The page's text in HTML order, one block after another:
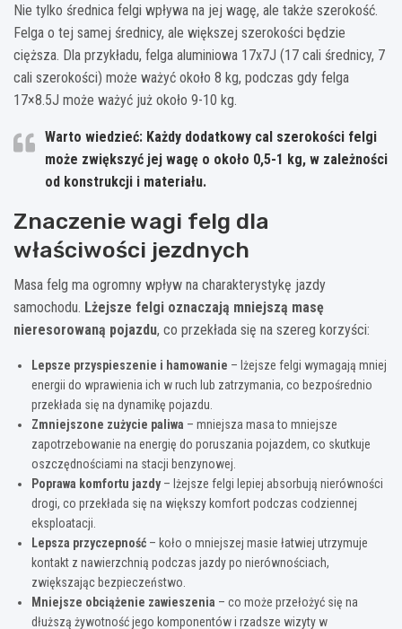
Nie tylko średnica felgi wpływa na jej wagę, ale także szerokość.
Felga o tej samej średnicy, ale większej szerokości będzie
cięższa. Dla przykładu, felga aluminiowa 17x7J (17 cali średnicy, 7
cali szerokości) może ważyć około 8 kg, podczas gdy felga
17×8.5J może ważyć już około 9-10 kg.
Warto wiedzieć: Każdy dodatkowy cal szerokości felgi
może zwiększyć jej wagę o około 0,5-1 kg, w zależności
od konstrukcji i materiału.
Znaczenie wagi felg dla
właściwości jezdnych
Masa felg ma ogromny wpływ na charakterystykę jazdy
samochodu. Lżejsze felgi oznaczają mniejszą masę
nieresorowaną pojazdu, co przekłada się na szereg korzyści:
Lepsze przyspieszenie i hamowanie – lżejsze felgi wymagają mniej
energii do wprawienia ich w ruch lub zatrzymania, co bezpośrednio
przekłada się na dynamikę pojazdu.
Zmniejszone zużycie paliwa – mniejsza masa to mniejsze
zapotrzebowanie na energię do poruszania pojazdem, co skutkuje
oszczędnościami na stacji benzynowej.
Poprawa komfortu jazdy– lżejsze felgi lepiej absorbują nierówności
drogi, co przekłada się na większy komfort podczas codziennej
eksploatacji.
Lepsza przyczepność – koło o mniejszej masie łatwiej utrzymuje
kontakt z nawierzchnią podczas jazdy po nierównościach,
zwiększając bezpieczeństwo.
Mniejsze obciążenie zawieszenia – co może przełożyć się na
dłuższą żywotność jego komponentów i rzadsze wizyty w